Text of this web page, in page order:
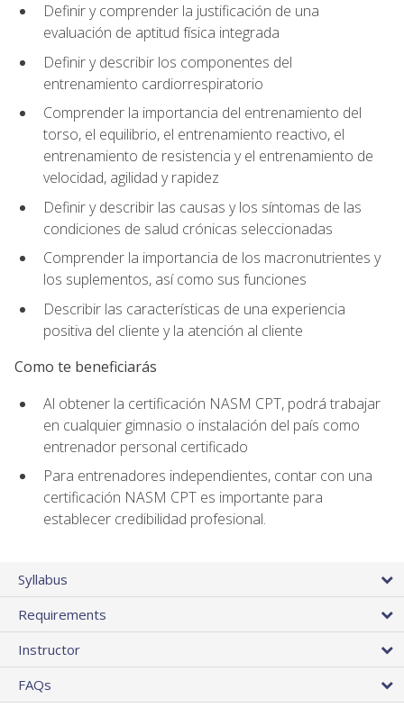
Definir y comprender la justificación de una
evaluación de aptitud física integrada
Definir y describir los componentes del
entrenamiento cardiorrespiratorio
Comprender la importancia del entrenamiento del
torso, el equilibrio, el entrenamiento reactivo, el
entrenamiento de resistencia y el entrenamiento de
velocidad, agilidad y rapidez
Definir y describir las causas y los síntomas de las
condiciones de salud crónicas seleccionadas
Comprender la importancia de los macronutrientes y
los suplementos, así como sus funciones
Describir las características de una experiencia
positiva del cliente y la atención al cliente
Como te beneficiarás
Al obtener la certificación NASM CPT, podrá trabajar
en cualquier gimnasio o instalación del país como
entrenador personal certificado
Para entrenadores independientes, contar con una
certificación NASM CPT es importante para
establecer credibilidad profesional.
Syllabus
Requirements
Instructor
FAQs